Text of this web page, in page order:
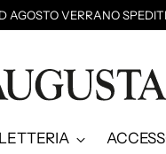
AGOSTO VERRANO